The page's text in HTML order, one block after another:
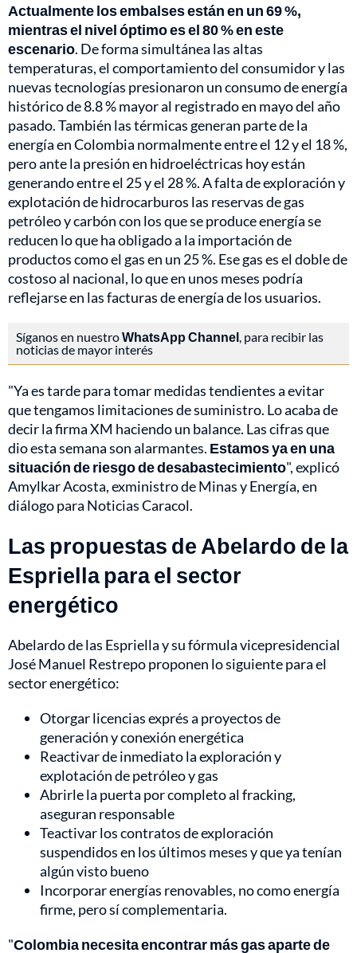
Actualmente los embalses están en un 69 %,
mientras el nivel óptimo es el 80 % en este
escenario. De forma simultánea las altas
temperaturas, el comportamiento del consumidor y las
nuevas tecnologías presionaron un consumo de energía
histórico de 8.8 % mayor al registrado en mayo del año
pasado. También las térmicas generan parte de la
energía en Colombia normalmente entre el 12 y el 18 %,
pero ante la presión en hidroeléctricas hoy están
generando entre el 25 y el 28 %. A falta de exploración y
explotación de hidrocarburos las reservas de gas
petróleo y carbón con los que se produce energía se
reducen lo que ha obligado a la importación de
productos como el gas en un 25 %. Ese gas es el doble de
costoso al nacional, lo que en unos meses podría
reflejarse en las facturas de energía de los usuarios.
Síganos en nuestroWhatsApp Channel , para recibir las
noticias de mayor interés
"Ya es tarde para tomar medidas tendientes a evitar
que tengamos limitaciones de suministro. Lo acaba de
decir la firma XM haciendo un balance. Las cifras que
dio esta semana son alarmantes. Estamos ya en una
situación de riesgo de desabastecimiento", explicó
Amylkar Acosta, exministro de Minas y Energía, en
diálogo para Noticias Caracol.
Las propuestas de Abelardo de la
Espriella para el sector
energético
Abelardo de las Espriella y su fórmula vicepresidencial
José Manuel Restrepo proponen lo siguiente para el
sector energético:
Otorgar licencias exprés a proyectos de
generación y conexión energética
Reactivar de inmediato la exploración y
explotación de petróleo y gas
Abrirle la puerta por completo al fracking,
aseguran responsable
Teactivar los contratos de exploración
suspendidos en los últimos meses y que ya tenían
algún visto bueno
Incorporar energías renovables, no como energía
firme, pero sí complementaria.
"Colombia necesita encontrar más gas aparte de